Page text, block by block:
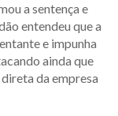
a sentença e
entendeu que a
e impunha
ainda que
da empresa